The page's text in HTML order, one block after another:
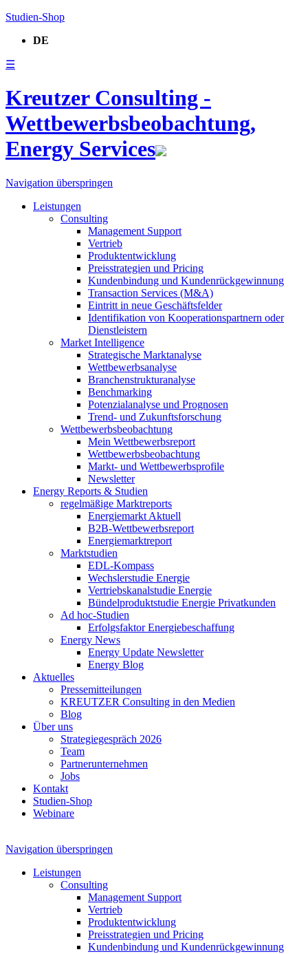
Studien-Shop
DE
☰
Kreutzer Consulting -
Wettbewerbsbeobachtung,
Energy Services
Navigation überspringen
Leistungen
Consulting
Management Support
Vertrieb
Produktentwicklung
Preisstrategien und Pricing
Kundenbindung und Kundenrückgewinnung
Transaction Services (M&A)
Eintritt in neue Geschäftsfelder
Identifikation von Kooperationspartnern oder
Dienstleistern
Market Intelligence
Strategische Marktanalyse
Wettbewerbsanalyse
Branchenstrukturanalyse
Benchmarking
Potenzialanalyse und Prognosen
Trend- und Zukunftsforschung
Wettbewerbs­beobachtung
Mein Wettbewerbsreport
Wettbewerbsbeobachtung
Markt- und Wettbewerbsprofile
Newsletter
Energy Reports & Studien
regelmäßige Marktreports
Energiemarkt Aktuell
B2B-Wettbewerbsreport
Energiemarktreport
Marktstudien
EDL-Kompass
Wechslerstudie Energie
Vertriebskanalstudie Energie
Bündelproduktstudie Energie Privatkunden
Ad hoc-Studien
Erfolgsfaktor Energiebeschaffung
Energy News
Energy Update Newsletter
Energy Blog
Aktuelles
Pressemitteilungen
KREUTZER Consulting in den Medien
Blog
Über uns
Strategiegespräch 2026
Team
Partnerunternehmen
Jobs
Kontakt
Studien-Shop
Webinare
Navigation überspringen
Leistungen
Consulting
Management Support
Vertrieb
Produktentwicklung
Preisstrategien und Pricing
Kundenbindung und Kundenrückgewinnung